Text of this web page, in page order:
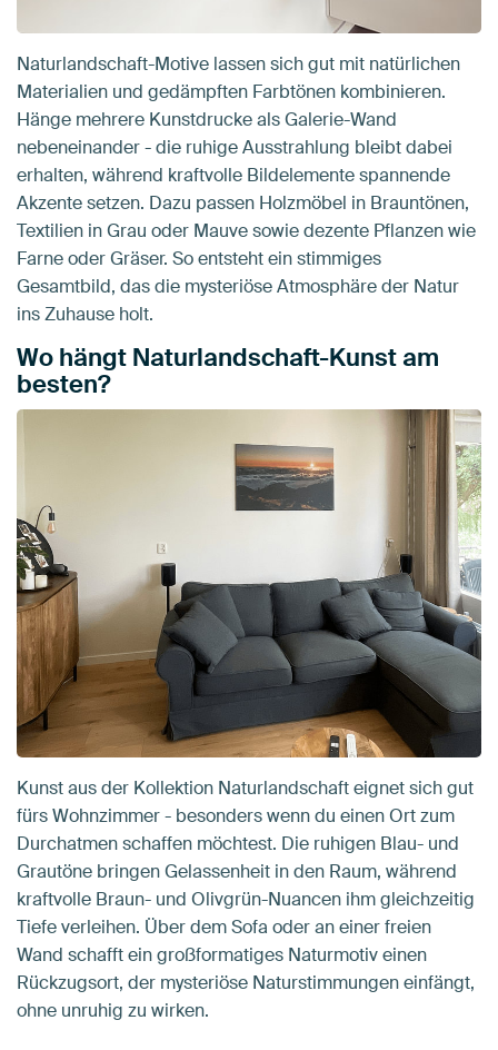
Naturlandschaft-Motive lassen sich gut mit natürlichen
Materialien und gedämpften Farbtönen kombinieren.
Hänge mehrere Kunstdrucke als Galerie-Wand
nebeneinander - die ruhige Ausstrahlung bleibt dabei
erhalten, während kraftvolle Bildelemente spannende
Akzente setzen. Dazu passen Holzmöbel in Brauntönen,
Textilien in Grau oder Mauve sowie dezente Pflanzen wie
Farne oder Gräser. So entsteht ein stimmiges
Gesamtbild, das die mysteriöse Atmosphäre der Natur
ins Zuhause holt.
Wo hängt Naturlandschaft-Kunst am
besten?
Kunst aus der Kollektion Naturlandschaft eignet sich gut
fürs Wohnzimmer - besonders wenn du einen Ort zum
Durchatmen schaffen möchtest. Die ruhigen Blau- und
Grautöne bringen Gelassenheit in den Raum, während
kraftvolle Braun- und Olivgrün-Nuancen ihm gleichzeitig
Tiefe verleihen. Über dem Sofa oder an einer freien
Wand schafft ein großformatiges Naturmotiv einen
Rückzugsort, der mysteriöse Naturstimmungen einfängt,
ohne unruhig zu wirken.